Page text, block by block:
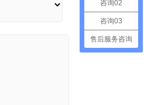
咨询02
咨询03
售后服务咨询